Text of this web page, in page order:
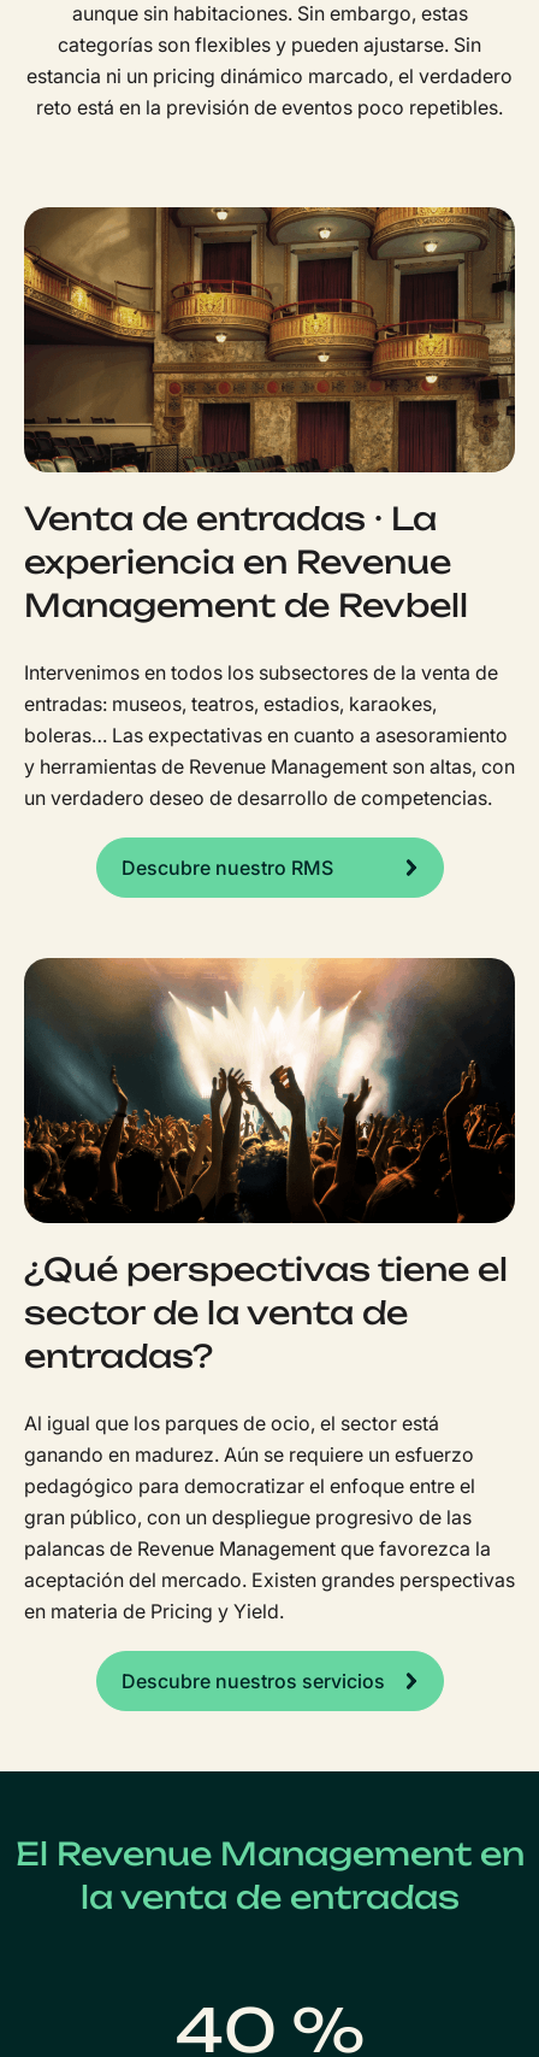
aunque sin habitaciones. Sin embargo, estas
categorías son flexibles y pueden ajustarse. Sin
estancia ni un pricing dinámico marcado, el verdadero
reto está en la previsión de eventos poco repetibles.
Venta de entradas · La
experiencia en Revenue
Management de Revbell
Intervenimos en todos los subsectores de la venta de
entradas: museos, teatros, estadios, karaokes,
boleras… Las expectativas en cuanto a asesoramiento
y herramientas de Revenue Management son altas, con
un verdadero deseo de desarrollo de competencias.
Descubre nuestro RMS
¿Qué perspectivas tiene el
sector de la venta de
entradas?
Al igual que los parques de ocio, el sector está
ganando en madurez. Aún se requiere un esfuerzo
pedagógico para democratizar el enfoque entre el
gran público, con un despliegue progresivo de las
palancas de Revenue Management que favorezca la
aceptación del mercado. Existen grandes perspectivas
en materia de Pricing y Yield.
Descubre nuestros servicios
El Revenue Management en
la venta de entradas
40 %